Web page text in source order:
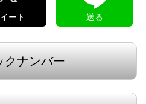
ート 送る
クナンバー